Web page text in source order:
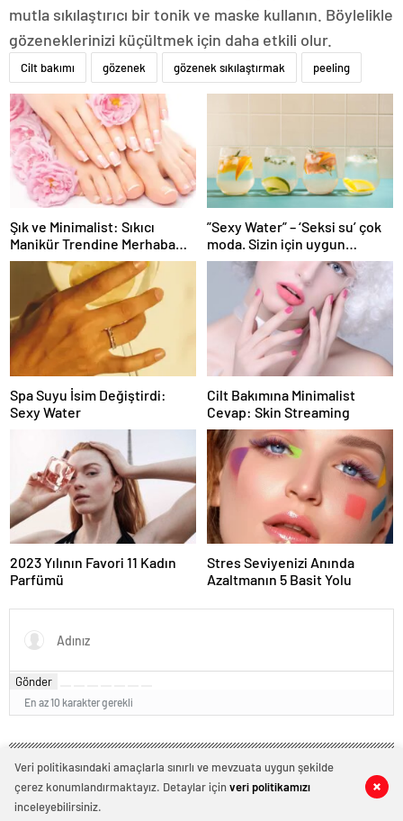
0 0
mutla sıkılaştırıcı bir tonik ve maske kullanın. Böylelikle
gözeneklerinizi küçültmek için daha etkili olur.
Cilt bakımı gözenek gözenek sıkılaştırmak peeling
Şık ve Minimalist: Sıkıcı
Manikür Trendine Merhaba
Deyin
”Sexy Water” – ‘Seksi su’ çok
moda. Sizin için uygun
mudur?
Spa Suyu İsim Değiştirdi:
Sexy Water
Cilt Bakımına Minimalist
Cevap: Skin Streaming
2023 Yılının Favori 11 Kadın
Parfümü
Stres Seviyenizi Anında
Azaltmanın 5 Basit Yolu
Gönder
En az 10 karakter gerekli
Veri politikasındaki amaçlarla sınırlı ve mevzuata uygun şekilde
çerez konumlandırmaktayız. Detaylar içinveri politikamızı
inceleyebilirsiniz.